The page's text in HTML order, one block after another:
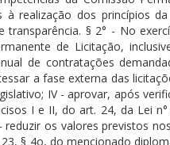
realização dos princípios
transparência. § 2° - No
de Licitação,
de contratações
a fase externa das
IV - aprovar, após
I e II, do art. 24, da Lei
os valores previstos
§ 4o, do mencionado